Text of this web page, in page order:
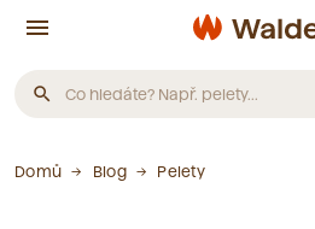
menu
search
Produkty
Domů Blog Pelety